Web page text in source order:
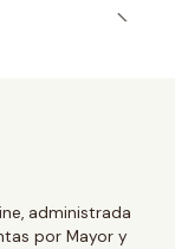
administrada
por Mayor y